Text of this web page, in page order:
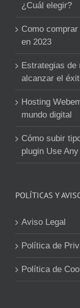
¿Cuál elegir?
Como
en 2023
Estrategias
alcanzar el
Hosting
mundo digital
Cómo subir
plugin Use
POLÍTICAS Y
Aviso Legal
Política de
Política de